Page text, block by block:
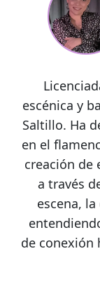
escénica y
Saltillo. Ha
en el
creación de
a través
escena,
de conexión